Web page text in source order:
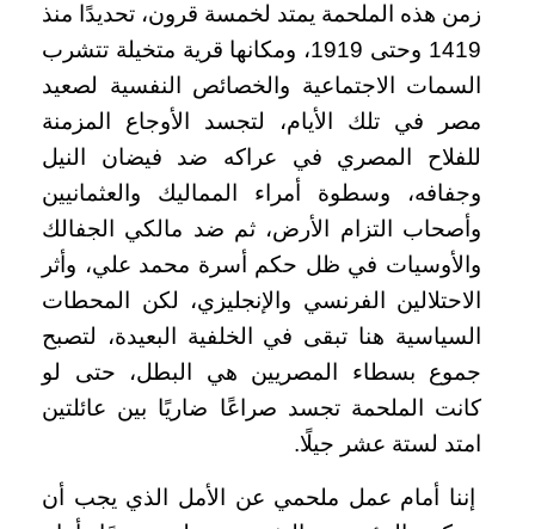
زمن هذه الملحمة يمتد لخمسة قرون، تحديدًا منذ
1419 وحتى 1919، ومكانها قرية متخيلة تتشرب
السمات الاجتماعية والخصائص النفسية لصعيد
مصر في تلك الأيام، لتجسد الأوجاع المزمنة
للفلاح المصري في عراكه ضد فيضان النيل
وجفافه، وسطوة أمراء المماليك والعثمانيين
وأصحاب التزام الأرض، ثم ضد مالكي الجفالك
والأوسيات في ظل حكم أسرة محمد علي، وأثر
الاحتلالين الفرنسي والإنجليزي، لكن المحطات
السياسية هنا تبقى في الخلفية البعيدة، لتصبح
جموع بسطاء المصريين هي البطل، حتى لو
كانت الملحمة تجسد صراعًا ضاريًا بين عائلتين
امتد لستة عشر جيلًا.
إننا أمام عمل ملحمي عن الأمل الذي يجب أن